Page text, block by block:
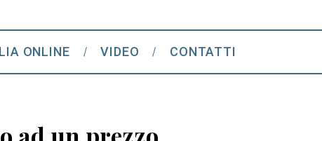
h
f
ONLINE VIDEO CONTATTI